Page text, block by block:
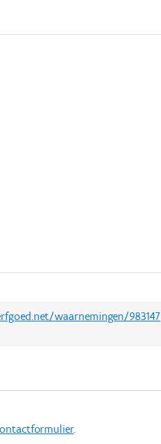
waarnemingen/983147
.